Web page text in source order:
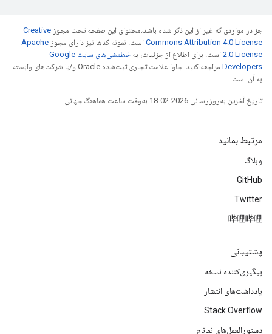
جز در مواردی که غیر از این ذکر شده باشد،‌محتوای این صفحه تحت مجوز Creative
Commons Attribution 4.0 License است. نمونه کدها نیز دارای مجوز Apache
2.0 License است. برای اطلاع از جزئیات، به
خطمشی‌های سایت Google
Developers‏
مراجعه کنید. جاوا علامت تجاری ثبت‌شده Oracle و/یا شرکت‌های وابسته
به آن است.
تاریخ آخرین به‌روزرسانی 2026-02-18 به‌وقت ساعت هماهنگ جهانی.
مرتبط بمانید
وبلاگ
GitHub
Twitter
哔哩哔哩
پشتیبانی
پیگیری‌کننده نسخه
یادداشت‌های انتشار
Stack Overflow
دستورالعمل‌های نمانام